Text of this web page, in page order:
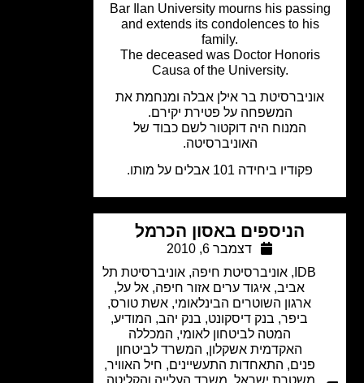
Bar Ilan University mourns his
and extends its condolences to his
The deceased was Doctor Honoris
Causa of the University.
בר אילן אבלה ומנחמת את
המשפחה על פטירת יקירם.
המנוח היה דוקטור לשם כבוד של
האוניברסיטה.
פקודיו ביחידה 101 אבלים על מותו.
הניספים באסון הכרמל
דצמבר 6, 2010
אוניברסיטת חיפה,אוניברסיטת תל
איגוד ערים אזור חיפה,אל על,
ארגון השוטרים הבינלאומי,אשת טורס,
בנק דיסקונט,בנק יהב ,המודיע,
המטה לביטחון לאומי,המכללה
האקדמית אשקלון,המשרד לביטחון
התאחדות התעשיינים,חיל האוויר,
משטרת ישראל, משרד העלייה והקליטה,